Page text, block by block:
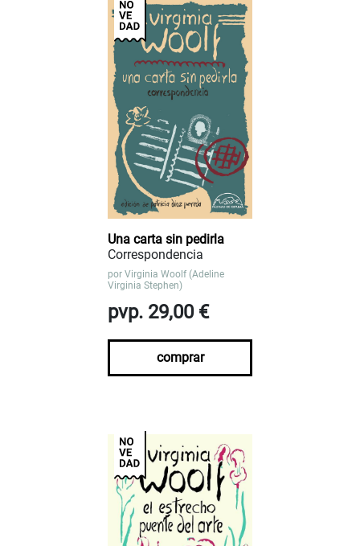
Una carta sin pedirla
Correspondencia
por Virginia Woolf (Adeline
Virginia Stephen)
pvp. 29,00 €
comprar